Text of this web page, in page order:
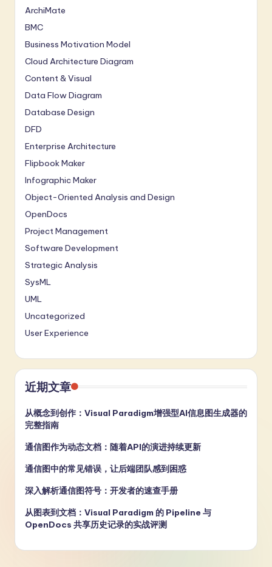
ArchiMate
BMC
Business Motivation Model
Cloud Architecture Diagram
Content & Visual
Data Flow Diagram
Database Design
DFD
Enterprise Architecture
Flipbook Maker
Infographic Maker
Object-Oriented Analysis and Design
OpenDocs
Project Management
Software Development
Strategic Analysis
SysML
UML
Uncategorized
User Experience
近期文章
从概念到创作：Visual Paradigm增强型AI信息图生成器的
完整指南
通信图作为动态文档：随着API的演进持续更新
通信图中的常见错误，让后端团队感到困惑
深入解析通信图符号：开发者的速查手册
从图表到文档：Visual Paradigm 的 Pipeline 与
OpenDocs 共享历史记录的实战评测